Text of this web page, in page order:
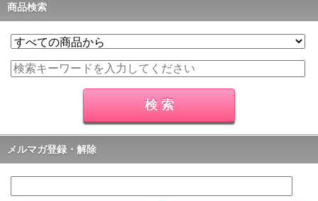
商品検索
メルマガ登録・解除